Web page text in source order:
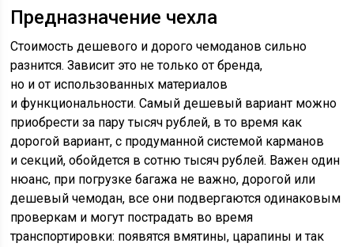
Предназначение чехла
Стоимость дешевого и дорого чемоданов сильно
разнится. Зависит это не только от бренда,
но и от использованных материалов
и функциональности. Самый дешевый вариант можно
приобрести за пару тысяч рублей, в то время как
дорогой вариант, с продуманной системой карманов
и секций, обойдется в сотню тысяч рублей. Важен один
нюанс, при погрузке багажа не важно, дорогой или
дешевый чемодан, все они подвергаются одинаковым
проверкам и могут пострадать во время
транспортировки: появятся вмятины, царапины и так